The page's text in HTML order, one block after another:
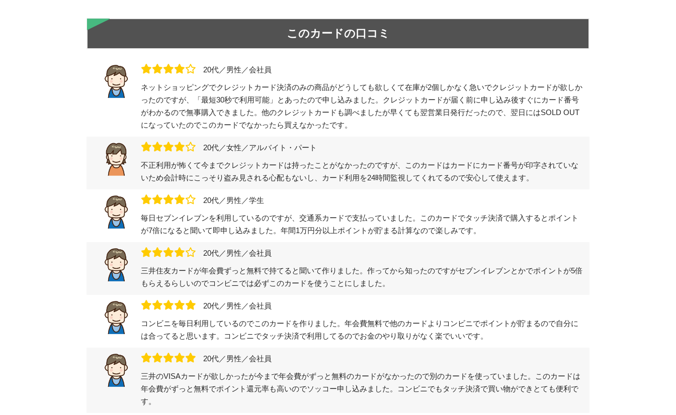
このカードの口コミ
20代／男性／会社員
ネットショッピングでクレジットカード決済のみの商品がどうしても欲しくて在庫が2個しかなく急いでクレジットカードが欲しか
ったのですが、「最短30秒で利用可能」とあったので申し込みました。クレジットカードが届く前に申し込み後すぐにカード番号
がわかるので無事購入できました。他のクレジットカードも調べましたが早くても翌営業日発行だったので、翌日にはSOLD OUT
になっていたのでこのカードでなかったら買えなかったです。
20代／女性／アルバイト・パート
不正利用が怖くて今までクレジットカードは持ったことがなかったのですが、このカードはカードにカード番号が印字されていな
いため会計時にこっそり盗み見される心配もないし、カード利用を24時間監視してくれてるので安心して使えます。
20代／男性／学生
毎日セブンイレブンを利用しているのですが、交通系カードで支払っていました。このカードでタッチ決済で購入するとポイント
が7倍になると聞いて即申し込みました。年間1万円分以上ポイントが貯まる計算なので楽しみです。
20代／男性／会社員
三井住友カードが年会費ずっと無料で持てると聞いて作りました。作ってから知ったのですがセブンイレブンとかでポイントが5倍
もらえるらしいのでコンビニでは必ずこのカードを使うことにしました。
20代／男性／会社員
コンビニを毎日利用しているのでこのカードを作りました。年会費無料で他のカードよりコンビニでポイントが貯まるので自分に
は合ってると思います。コンビニでタッチ決済で利用してるのでお金のやり取りがなく楽でいいです。
20代／男性／会社員
三井のVISAカードが欲しかったが今まで年会費がずっと無料のカードがなかったので別のカードを使っていました。このカードは
年会費がずっと無料でポイント還元率も高いのでソッコー申し込みました。コンビニでもタッチ決済で買い物ができとても便利で
す。